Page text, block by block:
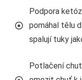
Podpora
pomáhal tělu
spalují tuky
Potlačení